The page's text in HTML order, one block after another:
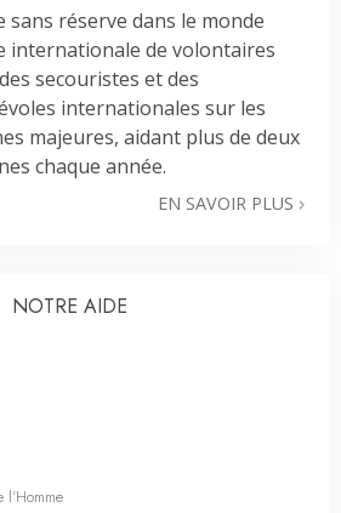
réserve dans le monde
internationale de volontaires
secouristes et des
internationales sur les
majeures, aidant plus de deux
chaque année.
EN SAVOIR PLUS
NOTRE AIDE